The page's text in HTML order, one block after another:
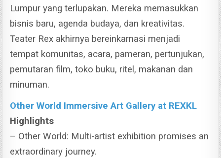
Lumpur yang terlupakan. Mereka memasukkan
bisnis baru, agenda budaya, dan kreativitas.
Teater Rex akhirnya bereinkarnasi menjadi
tempat komunitas, acara, pameran, pertunjukan,
pemutaran film, toko buku, ritel, makanan dan
minuman.
Other World Immersive Art Gallery at REXKL
Highlights
– Other World: Multi-artist exhibition promises an
extraordinary journey.